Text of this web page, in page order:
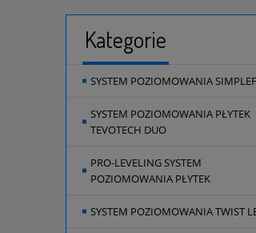
Kategorie
SYSTEM POZIOMOWANIA
SYSTEM POZIOMOWANIA PŁYTEK
TEVOTECH DUO
PRO-LEVELING SYSTEM
POZIOMOWANIA PŁYTEK
SYSTEM POZIOMOWANIA TWIST